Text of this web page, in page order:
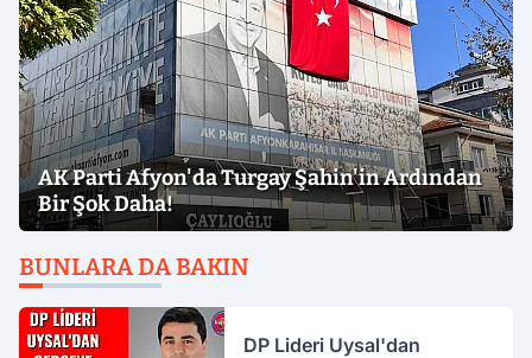
AK Parti Afyon'da Turgay Şahin'in Ardından
Bir Şok Daha!
BUNLARA DA BAKIN
DP Lideri Uysal'dan